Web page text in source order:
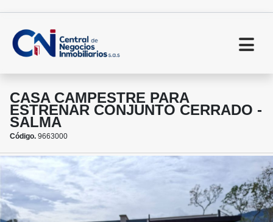
CASA CAMPESTRE PARA
ESTRENAR CONJUNTO CERRADO -
SALMA
Código. 9663000